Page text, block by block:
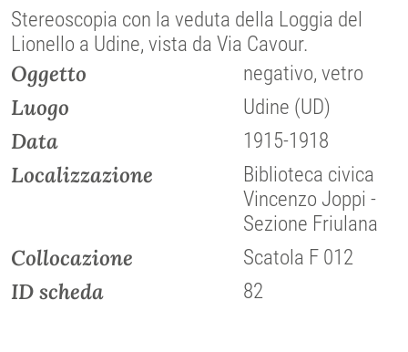
Stereoscopia con la veduta della Loggia del
Lionello a Udine, vista da Via Cavour.
Oggetto negativo, vetro
Luogo Udine (UD)
Data 1915-1918
Localizzazione
Biblioteca civica
Vincenzo Joppi -
Sezione Friulana
Collocazione Scatola F 012
ID scheda 82